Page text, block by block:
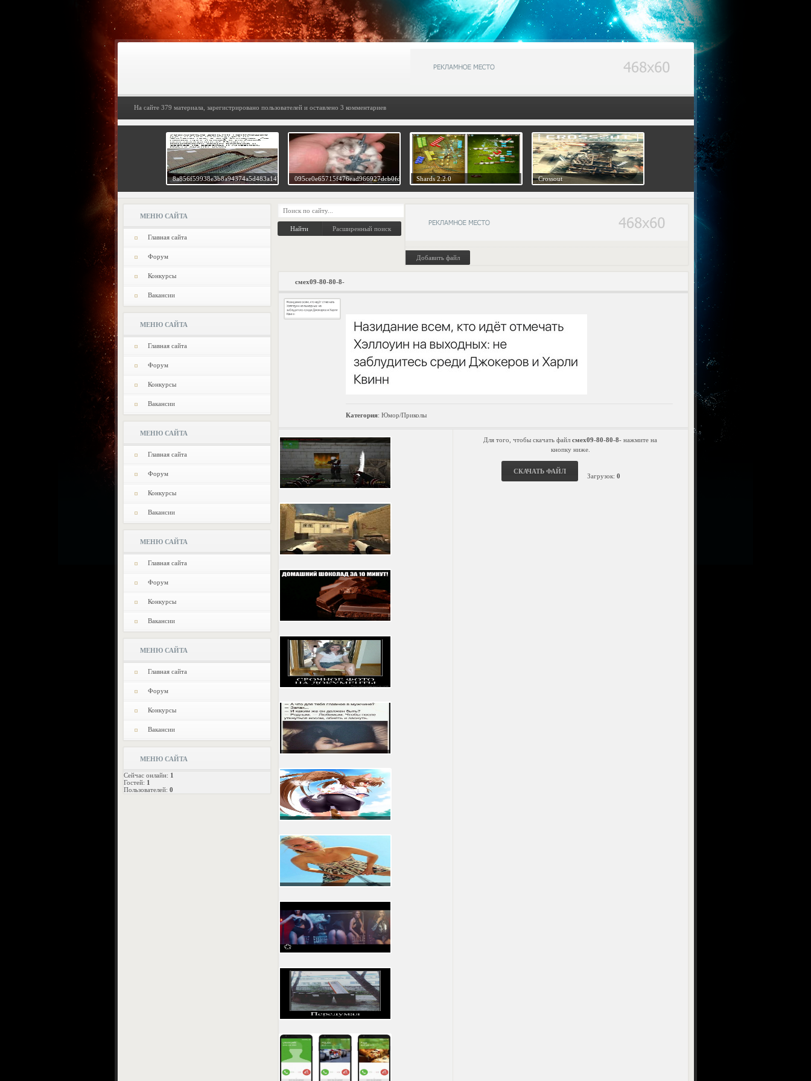
На сайте 379 материала, зарегистрировано пользователей и оставлено 3 комментариев
8a856f59938e3b8a94374a5d483a147d 095ce0e65715f476ead966927dcb0fd0 Shards 2.2.0 Crossout
МЕНЮ САЙТА
Главная сайта
Форум
Конкурсы
Вакансии
МЕНЮ САЙТА
Главная сайта
Форум
Конкурсы
Вакансии
МЕНЮ САЙТА
Главная сайта
Форум
Конкурсы
Вакансии
МЕНЮ САЙТА
Главная сайта
Форум
Конкурсы
Вакансии
МЕНЮ САЙТА
Главная сайта
Форум
Конкурсы
Вакансии
МЕНЮ САЙТА
Сейчас онлайн: 1
Гостей: 1
Пользователей: 0
Расширенный поиск
Добавить файл
смех09-80-80-8-
Категория: Юмор/Приколы
Для того, чтобы скачать файл смех09-80-80-8- нажмите на
кнопку ниже.
СКАЧАТЬ ФАЙЛ
Загрузок: 0